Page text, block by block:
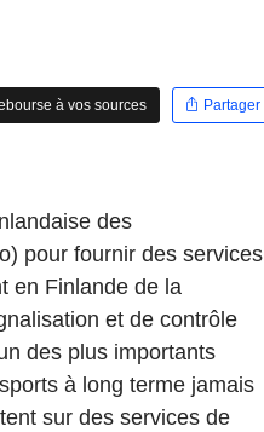
à vos sources
Partager
des
pour fournir des services
en Finlande de la
et de contrôle
des plus importants
à long terme jamais
sur des services de